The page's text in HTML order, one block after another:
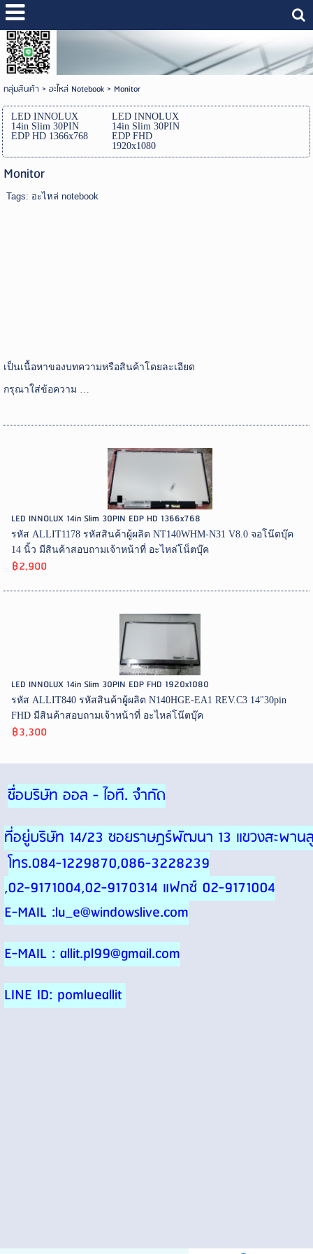
กลุ่มสินค้า > อะไหล่ Notebook> Monitor
LED INNOLUX
14in Slim 30PIN
EDP HD 1366x768
LED INNOLUX
14in Slim 30PIN
EDP FHD
1920x1080
Monitor
Tags: อะไหล่ notebook
เป็นเนื้อหาของบทความหรือสินค้าโดยละเอียด
กรุณาใส่ข้อความ …
LED INNOLUX 14in Slim 30PIN EDP HD 1366x768
รหัส ALLIT1178 รหัสสินค้าผู้ผลิต NT140WHM-N31 V8.0 จอโน๊ตบุ๊ค
14 นิ้ว มีสินค้าสอบถามเจ้าหน้าที่ อะไหล่โน็ตบุ๊ค
฿2,900
LED INNOLUX 14in Slim 30PIN EDP FHD 1920x1080
รหัส ALLIT840 รหัสสินค้าผู้ผลิต N140HGE-EA1 REV.C3 14"30pin
FHD มีสินค้าสอบถามเจ้าหน้าที่ อะไหล่โน๊ตบุ๊ค
฿3,300
ชื่อบริษัท ออล - ไอที. จำกัด
ที่อยู่บริษัท 14/23 ซอยราษฎร์พัฒนา 13 แขวงสะพาน
โทร.084-1229870,086-3228239
,02-9171004,02-9170314 แฟกซ์ 02-9171004
E-MAIL :lu_e@windowslive.com
E-MAIL : allit.pl99@gmail.com
LINE ID: pomlueallit